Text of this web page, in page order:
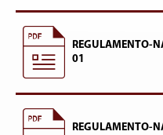
REGULAMENTO-
01
REGULAMENTO-